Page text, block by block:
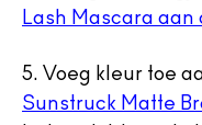
Lash Mascara aan
5. Voeg kleur toe
Sunstruck Matte